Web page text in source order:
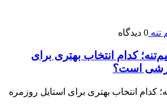
0 دیدگاه
کدام انتخاب بهتری برای
است؟
کدام انتخاب بهتری برای استایل روزمره